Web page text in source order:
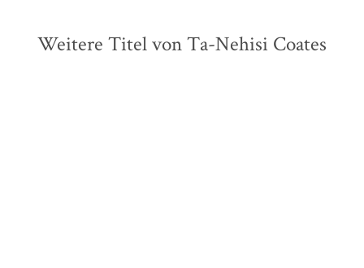
Weitere Titel von Ta-Nehisi Coates